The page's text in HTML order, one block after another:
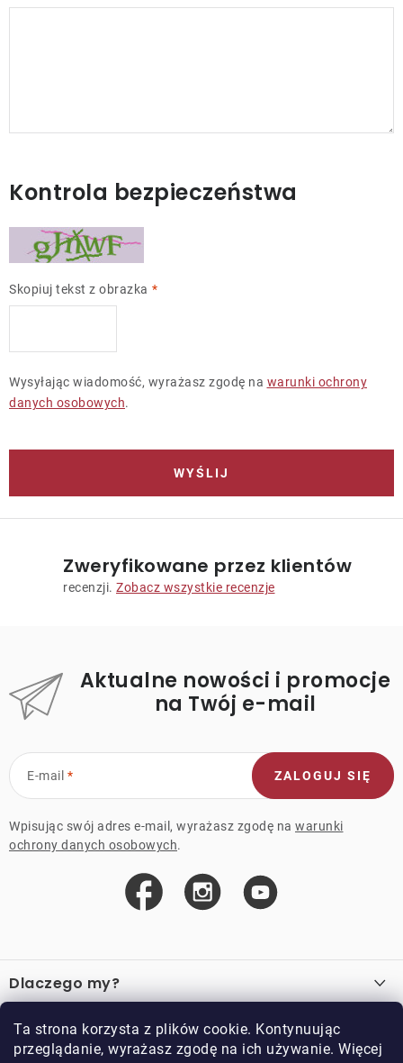
Ta strona korzysta z plików cookie. Kontynuując
przeglądanie, wyrażasz zgodę na ich używanie. Więcej
Kontrola bezpieczeństwa
Skopiuj tekst z obrazka
Wysyłając wiadomość, wyrażasz zgodę na warunki ochrony
danych osobowych.
WYŚLIJ
Zweryfikowane przez klientów
recenzji. Zobacz wszystkie recenzje
Aktualne nowości i promocje
na Twój e-mail
E-mail
Wpisując swój adres e-mail, wyrażasz zgodę na warunki
ochrony danych osobowych.
ZALOGUJ SIĘ
t
o
p
Dlaczego my?
Ważne linki
Sprzedaż hurtowa